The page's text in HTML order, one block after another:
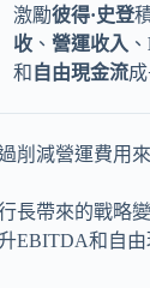
激勵彼得·史登
收 、營運收入 、
和 自由現金流成
過削減營運費用
長帶來的戰略
升EBITDA和自